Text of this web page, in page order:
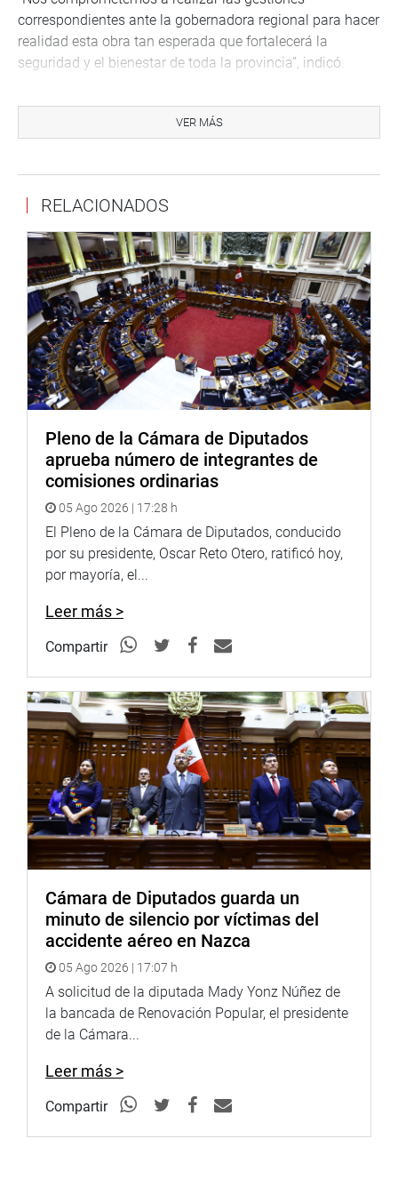
correspondientes ante la gobernadora regional para hacer
realidad esta obra tan esperada que fortalecerá la
seguridad y el bienestar de toda la provincia”, indicó.
animalistas de la provincia, reiterando su compromiso
con la defensa y protección animal como integrante del
PIURA
En Piura, Miguel Ciccia Vásquez sostuvo una reunión en
COFOPRI junto a los directivos de la Asociación San
Francisco de Asís, la Dra. Cecilia Alberca Chuyes y el Sr.
Daniel Flores Silupú, presidente de la asociación, para
avanzar en la gestión de titularidad de sus predios,
trámite que ya viene siendo atendido por la SUNARP.
LIMA
reunión con el General PNP Enrique Felipe Monrroy, jefe
de la VII Región Policial, en la que abordaron la
problemática policial, la seguridad ciudadana y el control
migratorio.
“La seguridad es un desafío mundial, ya que el crimen se
ha vuelto transnacional. Reafirmo mi compromiso de
seguir trabajando para garantizar la seguridad de
nuestros ciudadanos y de los turistas que visitan el Perú”,
manifestó Zeballos.
VER MÁS
RELACIONADOS
Pleno de la Cámara de Diputados
aprueba número de integrantes de
comisiones ordinarias
05 Ago 2026 | 17:28 h
El Pleno de la Cámara de Diputados, conducido
por su presidente, Oscar Reto Otero, ratificó hoy,
por mayoría, el...
Leer más >
Compartir
Cámara de Diputados guarda un
minuto de silencio por víctimas del
accidente aéreo en Nazca
05 Ago 2026 | 17:07 h
A solicitud de la diputada Mady Yonz Núñez de
la bancada de Renovación Popular, el presidente
de la Cámara...
Leer más >
Compartir